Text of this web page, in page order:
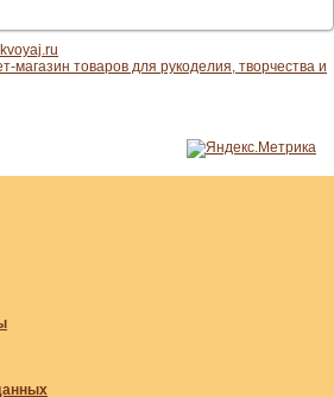
магазин товаров для рукоделия, творчества и